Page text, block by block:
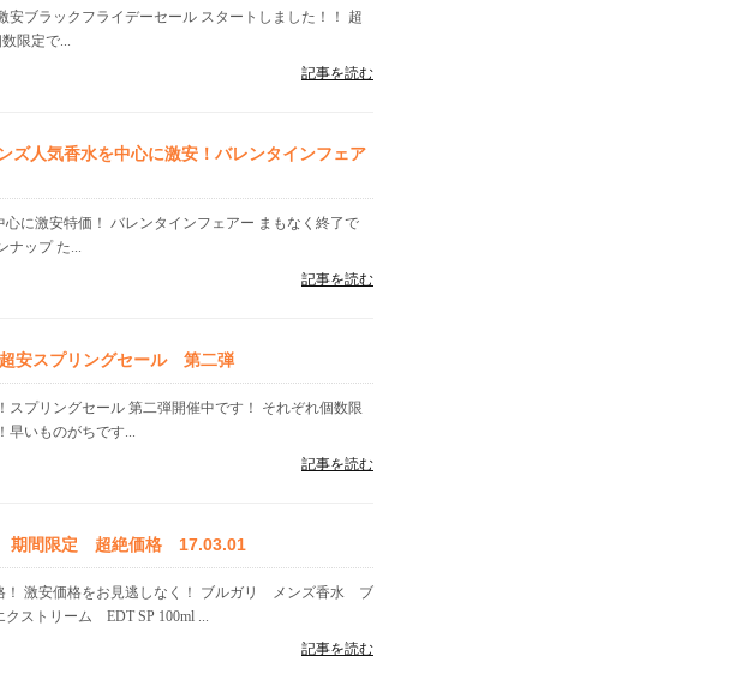
安ブラックフライデーセール スタートしました！！ 超
限定で...
記事を読む
人気香水を中心に激安！バレンタインフェア
心に激安特価！ バレンタインフェアー まもなく終了で
ナップ た...
記事を読む
安スプリングセール 第二弾
スプリングセール 第二弾開催中です！ それぞれ個数限
早いものがちです...
記事を読む
期間限定 超絶価格 17.03.01
激安価格をお見逃しなく！ ブルガリ メンズ香水 ブ
クストリーム EDT SP 100ml ...
記事を読む